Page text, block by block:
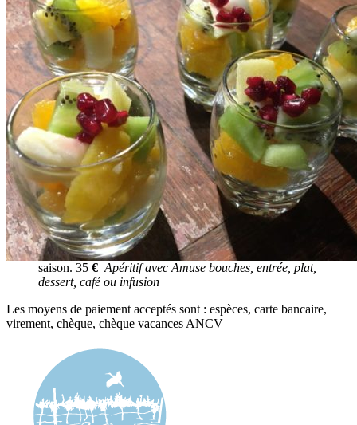
saison. 35 € Apéritif avec Amuse bouches, entrée, plat,
dessert, café ou infusion
Les moyens de paiement acceptés sont : espèces, carte bancaire,
virement, chèque, chèque vacances ANCV